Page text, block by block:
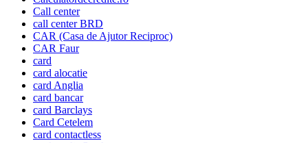
Call center
call center BRD
CAR (Casa de Ajutor Reciproc)
CAR Faur
card
card alocatie
card Anglia
card bancar
card Barclays
Card Cetelem
card contactless